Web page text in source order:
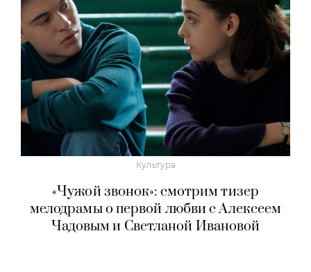
Культура
«Чужой звонок»: смотрим тизер
мелодрамы о первой любви с Алексеем
Чадовым и Светланой Ивановой